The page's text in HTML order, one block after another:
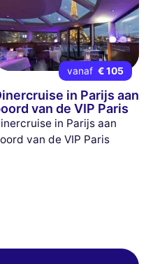
vanaf € 105
in Parijs aan
van de VIP Paris
in Parijs aan
van de VIP Paris